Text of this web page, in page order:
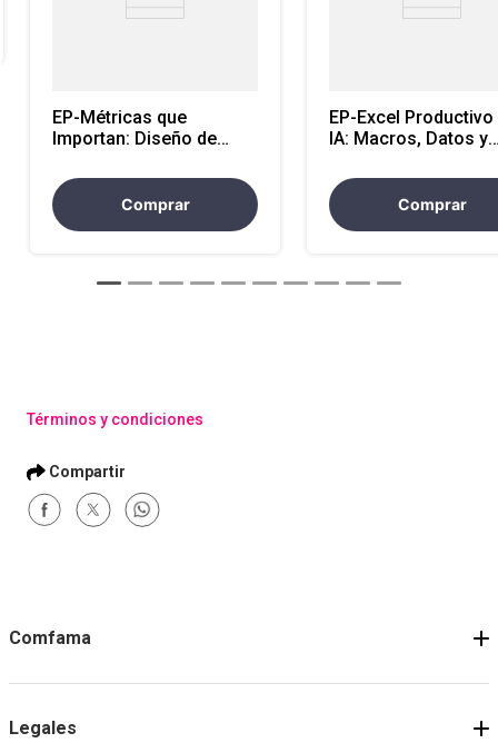
EP-Métricas que
Importan: Diseño de
(KPIs)
Comprar
EP-Excel
IA: Macros, Datos y
Comprar
Términos y condiciones
Comfama
Legales